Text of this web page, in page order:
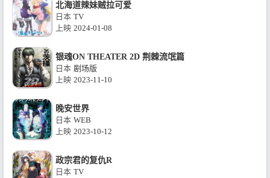
北海道辣妹贼拉可爱
日本 TV
上映 2024-01-08
银魂ON THEATER 2D 荆棘流氓篇
日本 剧场版
上映 2023-11-10
晚安世界
日本 WEB
上映 2023-10-12
政宗君的复仇R
日本 TV